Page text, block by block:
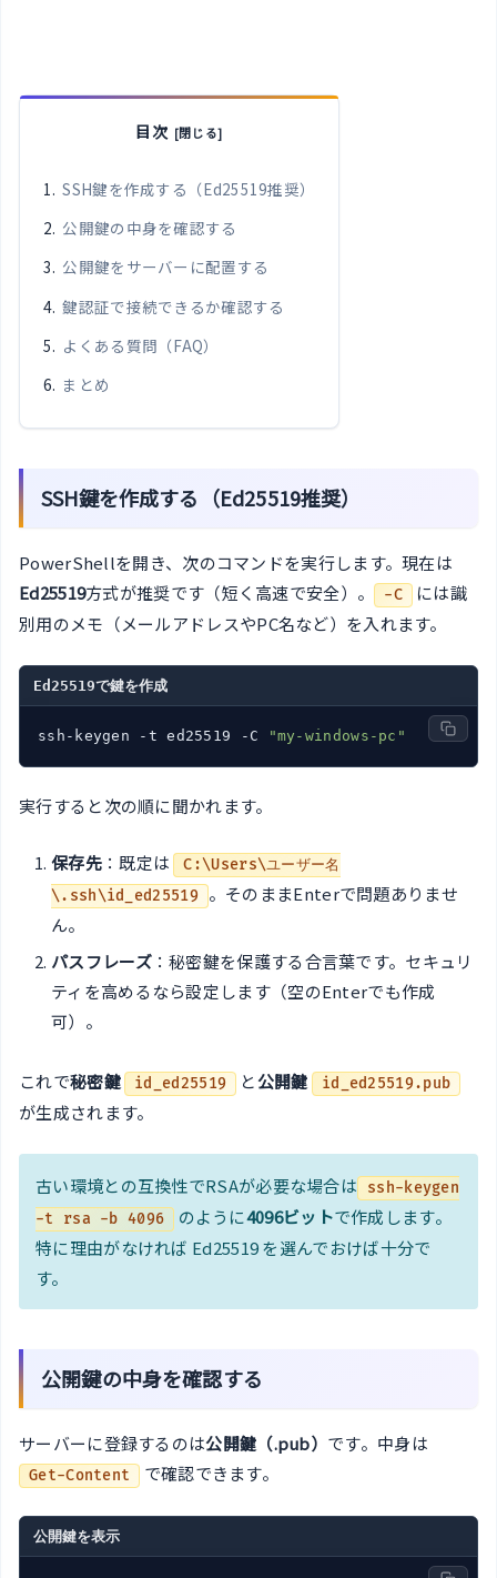
目次
SSH鍵を作成する（Ed25519推奨）
公開鍵の中身を確認する
公開鍵をサーバーに配置する
鍵認証で接続できるか確認する
よくある質問（FAQ）
まとめ
SSH鍵を作成する（Ed25519推奨）
PowerShellを開き、次のコマンドを実行します。現在は
Ed25519方式が推奨です（短く高速で安全）。 -C には識
別用のメモ（メールアドレスやPC名など）を入れます。
Ed25519で鍵を作成
ssh-keygen -t ed25519 -C "my-windows-pc"
実行すると次の順に聞かれます。
保存先：既定は C:\Users\ユーザー名
\.ssh\id_ed25519 。そのままEnterで問題ありませ
ん。
パスフレーズ：秘密鍵を保護する合言葉です。セキュリ
ティを高めるなら設定します（空のEnterでも作成
可）。
これで秘密鍵 id_ed25519 と公開鍵 id_ed25519.pub
が生成されます。
古い環境との互換性でRSAが必要な場合は
ssh-keygen
-t rsa -b 4096
のように4096ビットで作成します。
特に理由がなければ Ed25519 を選んでおけば十分で
す。
公開鍵の中身を確認する
サーバーに登録するのは公開鍵（.pub） です。中身は
Get-Content で確認できます。
公開鍵を表示